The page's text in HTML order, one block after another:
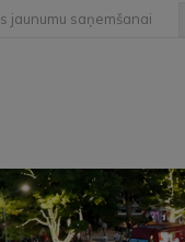
jaunumu saņemšanai